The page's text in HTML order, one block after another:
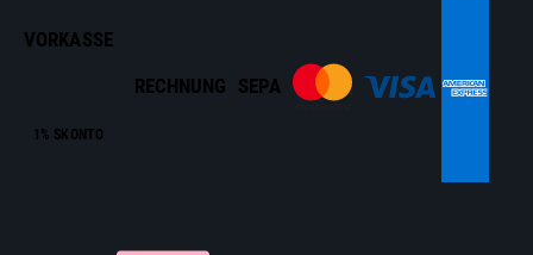
VORKASSE
1% SKONTO
RECHNUNG SEPA